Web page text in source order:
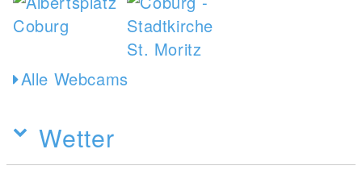
Alle Webcams
Wetter